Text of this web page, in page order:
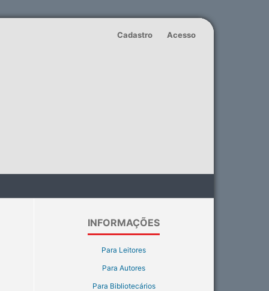
Cadastro Acesso
INFORMAÇÕES
Para Leitores
Para Autores
Para Bibliotecários